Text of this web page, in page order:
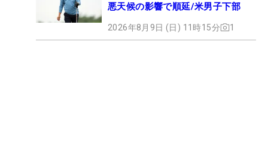
悪天候の影響で順延/米男子下部
2026年8月9日 (日) 11時15分 1